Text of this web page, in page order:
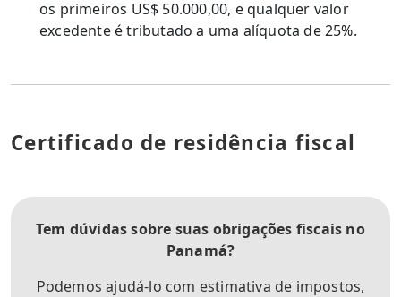
os primeiros US$ 50.000,00, e qualquer valor
excedente é tributado a uma alíquota de 25%.
Certificado de residência fiscal
Tem dúvidas sobre suas obrigações fiscais no
Panamá?
Podemos ajudá-lo com estimativa de impostos,